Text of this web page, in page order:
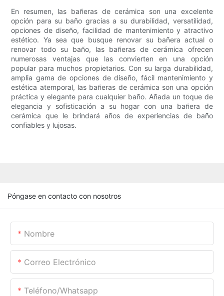
En resumen, las bañeras de cerámica son una excelente
opción para su baño gracias a su durabilidad, versatilidad,
opciones de diseño, facilidad de mantenimiento y atractivo
estético. Ya sea que busque renovar su bañera actual o
renovar todo su baño, las bañeras de cerámica ofrecen
numerosas ventajas que las convierten en una opción
popular para muchos propietarios. Con su larga durabilidad,
amplia gama de opciones de diseño, fácil mantenimiento y
estética atemporal, las bañeras de cerámica son una opción
práctica y elegante para cualquier baño. Añada un toque de
elegancia y sofisticación a su hogar con una bañera de
cerámica que le brindará años de experiencias de baño
confiables y lujosas.
Póngase en contacto con nosotros
Nombre
Correo Electrónico
Teléfono/whatsapp